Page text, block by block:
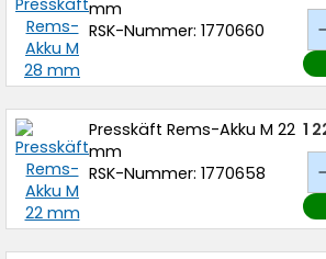
mm
RSK-Nummer: 1770660
Presskäft Rems-Akku M 22
mm
RSK-Nummer: 1770658
1